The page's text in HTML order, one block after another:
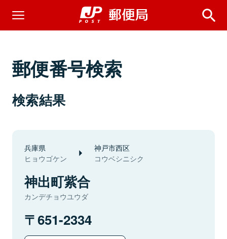
郵便番号検索
検索結果
兵庫県
ヒョウゴケン
神戸市西区
コウベシニシク
神出町紫合
カンデチョウユウダ
651-2334